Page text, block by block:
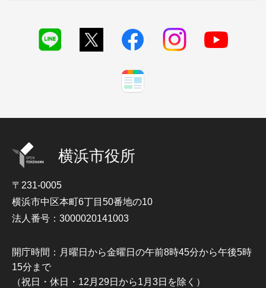
横浜市役所
〒231-0005
横浜市中区本町6丁目50番地の10
法人番号：3000020141003
開庁時間：月曜日から金曜日の午前8時45分から午後5時
15分まで
（祝日・休日・12月29日から1月3日を除く）